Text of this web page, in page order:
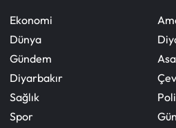
Ekonomi
Dünya
Gündem
Diyarbakır
Sağlık
Spor